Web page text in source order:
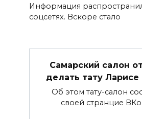
Информация
соцсетях. Вскоре стало
Самарский салон
делать тату
Об этом тату-салон
своей странцие